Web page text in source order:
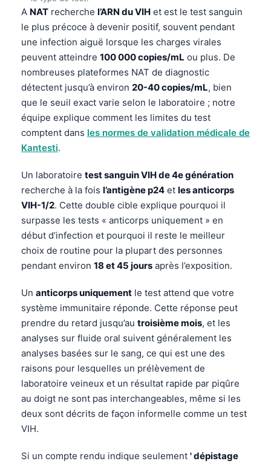
A NAT recherche l’ARN du VIH et est le test sanguin
le plus précoce à devenir positif, souvent pendant
une infection aiguë lorsque les charges virales
peuvent atteindre 100 000 copies/mL ou plus. De
nombreuses plateformes NAT de diagnostic
détectent jusqu’à environ 20-40 copies/mL, bien
que le seuil exact varie selon le laboratoire ; notre
équipe explique comment les limites du test
comptent dans les normes de validation médicale de
Kantesti.
Un laboratoire test sanguin VIH de 4e génération
recherche à la fois l’antigène p24 et les anticorps
VIH-1/2. Cette double cible explique pourquoi il
surpasse les tests « anticorps uniquement » en
début d’infection et pourquoi il reste le meilleur
choix de routine pour la plupart des personnes
pendant environ 18 et 45 jours après l’exposition.
Un anticorps uniquement le test attend que votre
système immunitaire réponde. Cette réponse peut
prendre du retard jusqu’au troisième mois, et les
analyses sur fluide oral suivent généralement les
analyses basées sur le sang, ce qui est une des
raisons pour lesquelles un prélèvement de
laboratoire veineux et un résultat rapide par piqûre
au doigt ne sont pas interchangeables, même si les
deux sont décrits de façon informelle comme un test
VIH.
Si un compte rendu indique seulement ' dépistage